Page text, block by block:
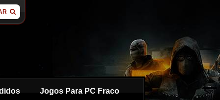
Jogos Para PC Fraco